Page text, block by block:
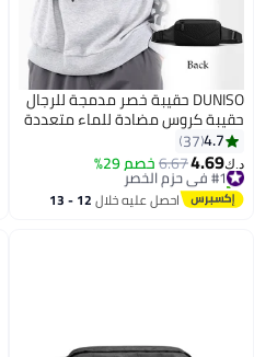
DUNISO حقيبة خصر مدمجة للرجال
حقيبة كروس مضادة للماء متعددة
الأغراض حقيبة كتف على الصدر مع
إبزيم حقيبة حمل يومية حقيبة حبال
للسفر والعمل والرياضة
4.7
37
د.ك‏4.69
6.67خصم 29% #1 في حزم الخصر
تم بيع +10 مؤخرًا
#1 في حزم الخصر احصل عليه خلال 12 - 13